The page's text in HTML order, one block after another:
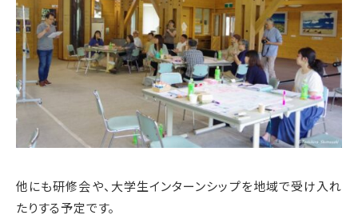
他にも研修会や、大学生インターンシップを地域で受け入れ
たりする予定です。